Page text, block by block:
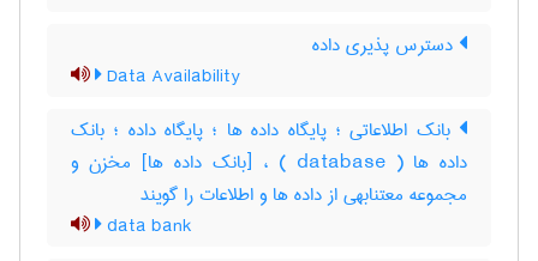
دسترس پذیری داده
Data Availability
بانک اطلاعاتی ؛ پایگاه داده ها ؛ پایگاه داده ؛ بانک
داده ها ( database ) ، [بانک داده ها] مخزن و
مجموعه معتنابهی از داده ها و اطلاعات را گویند
data bank